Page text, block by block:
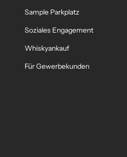
Sample Parkplatz
Soziales Engagement
Whiskyankauf
Für Gewerbekunden